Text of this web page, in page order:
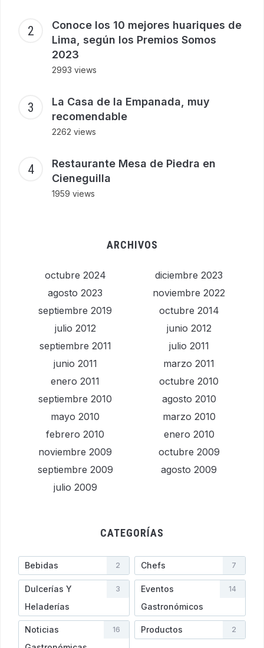
Conoce los 10 mejores huariques de
Lima, según los Premios Somos
2023
2993 views
La Casa de la Empanada, muy
recomendable
2262 views
Restaurante Mesa de Piedra en
Cieneguilla
1959 views
ARCHIVOS
octubre 2024
diciembre 2023
agosto 2023
noviembre 2022
septiembre 2019
octubre 2014
julio 2012
junio 2012
septiembre 2011
julio 2011
junio 2011
marzo 2011
enero 2011
octubre 2010
septiembre 2010
agosto 2010
mayo 2010
marzo 2010
febrero 2010
enero 2010
noviembre 2009
octubre 2009
septiembre 2009
agosto 2009
julio 2009
CATEGORÍAS
Bebidas 2 Chefs 7
Dulcerías Y
Heladerí­as
3
Eventos
Gastronómicos
14
Noticias
16 Productos 2